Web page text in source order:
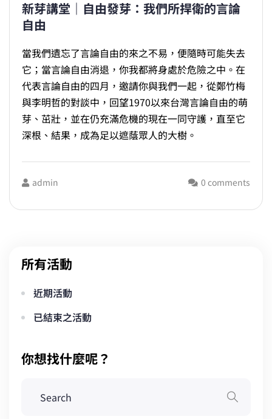
新芽講堂｜自由發芽：我們所捍衛的言論
自由
當我們遺忘了言論自由的來之不易，便隨時可能失去
它；當言論自由消退，你我都將身處於危險之中。在
代表言論自由的四月，邀請你與我們一起，從鄭竹梅
與李明哲的對談中，回望1970以來台灣言論自由的萌
芽、茁壯，並在仍充滿危機的現在一同守護，直至它
深根、結果，成為足以遮蔭眾人的大樹。
admin 0 comments
所有活動
近期活動
已結束之活動
你想找什麼呢？